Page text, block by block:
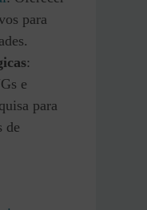
para
:
e
para
de